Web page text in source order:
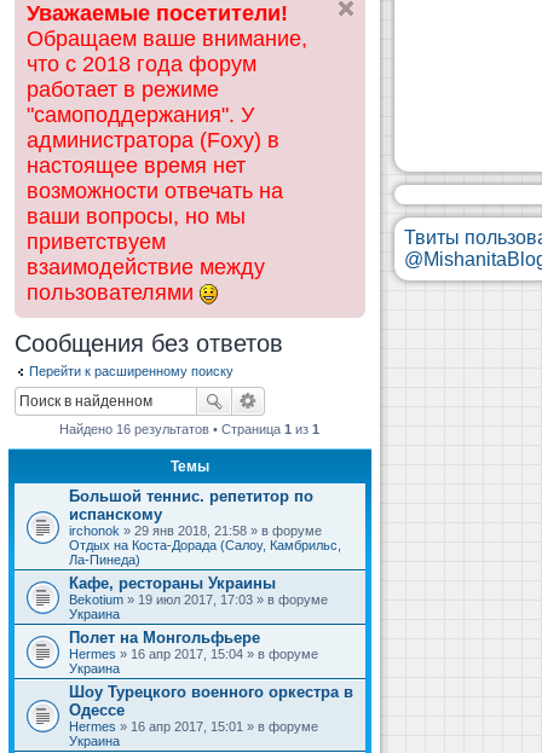
ск
Уважаемые посетители!
Обращаем ваше внимание,
что с 2018 года форум
работает в режиме
"самоподдержания". У
администратора (Foxy) в
настоящее время нет
возможности отвечать на
ваши вопросы, но мы
приветствуем
взаимодействие между
пользователями
Сообщения без ответов
Перейти к расширенному поиску
Найдено 16 результатов • Страница1 из1
Темы
Большой теннис. репетитор по
испанскому
irchonok » 29 янв 2018, 21:58 » в форуме
Отдых на Коста-Дорада (Салоу, Камбрильс,
Ла-Пинеда)
Кафе, рестораны Украины
Bekotium » 19 июл 2017, 17:03 » в форуме
Украина
Полет на Монгольфьере
Hermes » 16 апр 2017, 15:04 » в форуме
Украина
Шоу Турецкого военного оркестра в
Одессе
Hermes » 16 апр 2017, 15:01 » в форуме
Украина
Твиты